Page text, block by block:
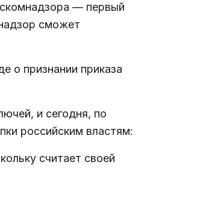
— первый
сможет
о признании приказа
и сегодня, по
российским властям:
считает своей